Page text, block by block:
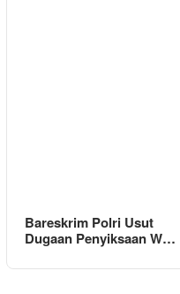
Bareskrim Polri Usut
Dugaan Penyiksaan W…